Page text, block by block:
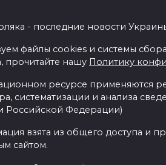
- последние новости
файлы cookies и системы
прочитайте нашу Политику
ресурсе применяются
систематизации и анализа
Российской Федерации)
взята из общего доступа и
сайтом.